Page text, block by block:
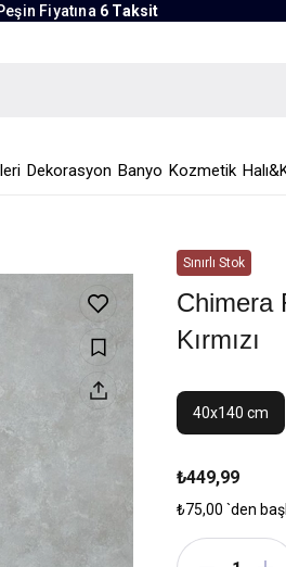
Fiyatına 6 Taksit
Dekorasyon Banyo Kozmetik
Chimera
Kırmızı
40x140 cm
₺449,99
₺75,00 `den